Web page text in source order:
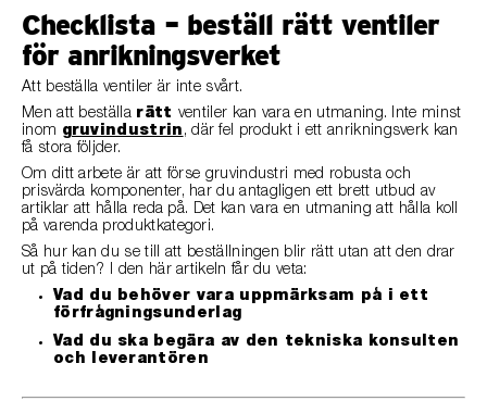
Checklista – beställ rätt ventiler
för anrikningsverket
Att beställa ventiler är inte svårt.
Men att beställa rätt ventiler kan vara en utmaning. Inte minst
inom gruvindustrin , där fel produkt i ett anrikningsverk kan
få stora följder.
Om ditt arbete är att förse gruvindustri med robusta och
prisvärda komponenter, har du antagligen ett brett utbud av
artiklar att hålla reda på. Det kan vara en utmaning att hålla koll
på varenda produktkategori.
Så hur kan du se till att beställningen blir rätt utan att den drar
ut på tiden? I den här artikeln får du veta:
Vad du behöver vara uppmärksam på i ett
förfrågningsunderlag
Vad du ska begära av den tekniska konsulten
och leverantören